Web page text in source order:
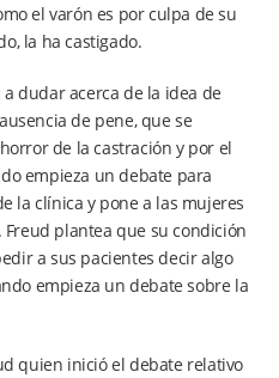
el varón es por culpa de su
la ha castigado.
dudar acerca de la idea de
de pene, que se
de la castración y por el
empieza un debate para
la clínica y pone a las mujeres
plantea que su condición
a sus pacientes decir algo
empieza un debate sobre la
quien inició el debate relativo